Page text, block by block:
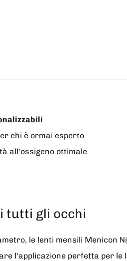
chi è ormai esperto
all'ossigeno ottimale
tutti gli occhi
le lenti mensili
l'applicazione perfetta per